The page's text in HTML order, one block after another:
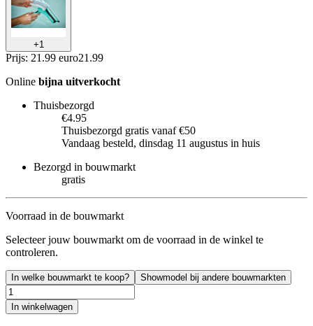
+1
Prijs: 21.99 euro21 .99
Online bijna uitverkocht
Thuisbezorgd
€4.95
Thuisbezorgd gratis vanaf €50
Vandaag besteld, dinsdag 11 augustus in huis
Bezorgd in bouwmarkt
gratis
Voorraad in de bouwmarkt
Selecteer jouw bouwmarkt om de voorraad in de winkel te
controleren.
In welke bouwmarkt te koop? Showmodel bij andere bouwmarkten
In winkelwagen